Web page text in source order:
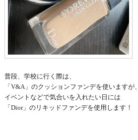
普段、学校に行く際は、
「V&A」のクッションファンデを使いますが、
イベントなどで気合いを入れたい日には
「Dior」のリキッドファンデを使用します！